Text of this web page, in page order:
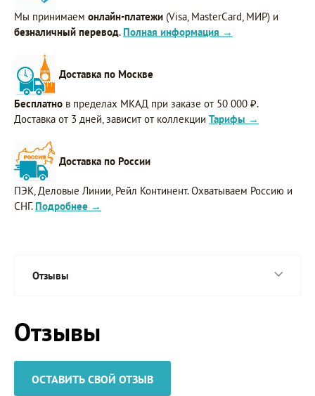
Мы принимаем онлайн-платежи (Visa, MasterCard, МИР) и
безналичный перевод. Полная информация →
Доставка по Москве
Бесплатно в пределах МКАД при заказе от 50 000 ₽.
Доставка от 3 дней, зависит от коллекции Тарифы →
Доставка по России
ПЭК, Деловые Линии, Рейл Континент. Охватываем Россию и
СНГ. Подробнее →
Отзывы
Отзывы
ОСТАВИТЬ СВОЙ ОТЗЫВ